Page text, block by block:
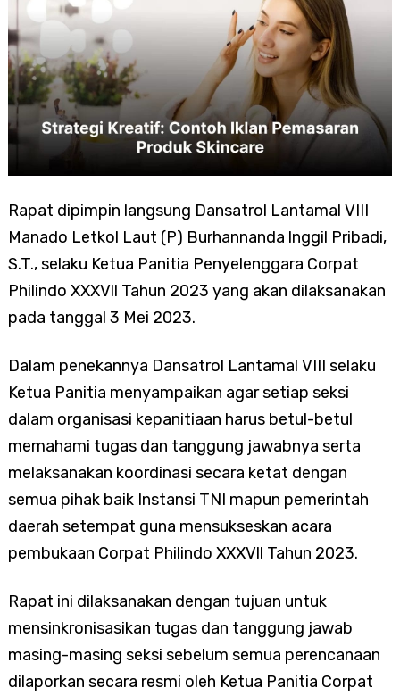
Rapat dipimpin langsung Dansatrol Lantamal VIII
Manado Letkol Laut (P) Burhannanda lnggil Pribadi,
S.T., selaku Ketua Panitia Penyelenggara Corpat
Philindo XXXVll Tahun 2023 yang akan dilaksanakan
pada tanggal 3 Mei 2023.
Dalam penekannya Dansatrol Lantamal VIII selaku
Ketua Panitia menyampaikan agar setiap seksi
dalam organisasi kepanitiaan harus betul-betul
memahami tugas dan tanggung jawabnya serta
melaksanakan koordinasi secara ketat dengan
semua pihak baik Instansi TNI mapun pemerintah
daerah setempat guna mensukseskan acara
pembukaan Corpat Philindo XXXVll Tahun 2023.
Rapat ini dilaksanakan dengan tujuan untuk
mensinkronisasikan tugas dan tanggung jawab
masing-masing seksi sebelum semua perencanaan
dilaporkan secara resmi oleh Ketua Panitia Corpat